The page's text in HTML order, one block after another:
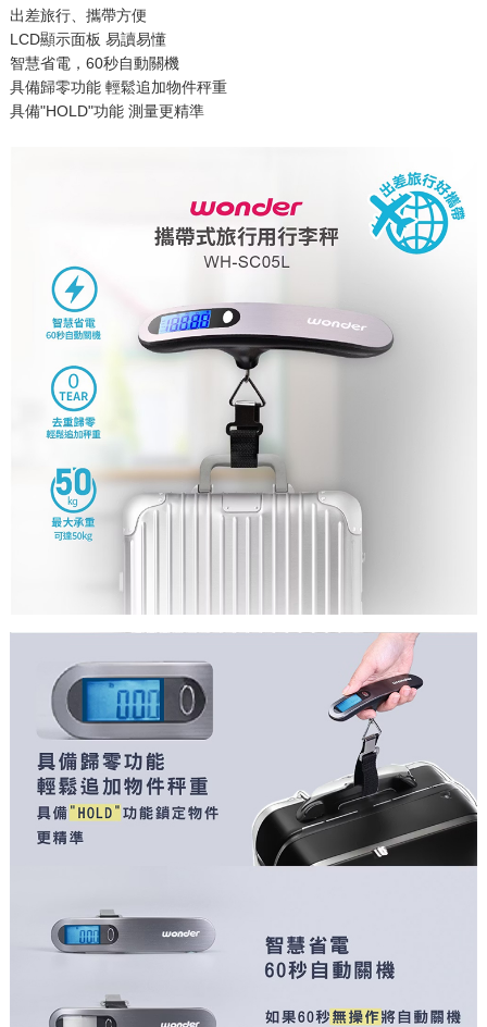
出差旅行、攜帶方便
LCD顯示面板 易讀易懂
智慧省電，60秒自動關機
具備歸零功能 輕鬆追加物件秤重
具備"HOLD"功能 測量更精準